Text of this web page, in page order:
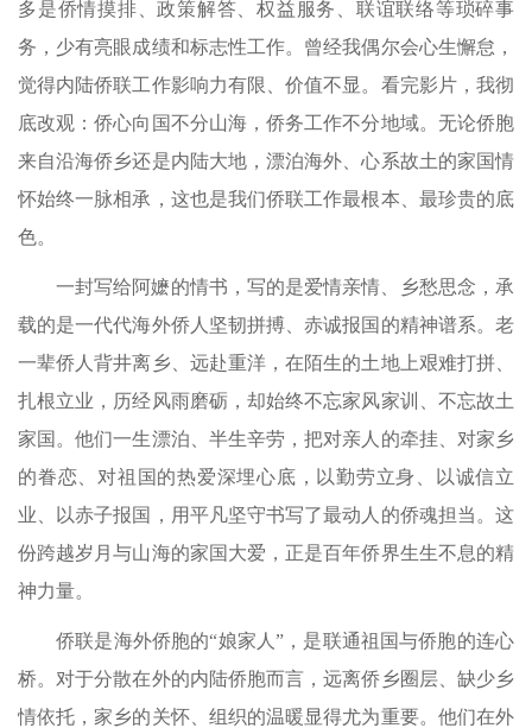
多是侨情摸排、政策解答、权益服务、联谊联络等琐碎事
务，少有亮眼成绩和标志性工作。曾经我偶尔会心生懈怠，
觉得内陆侨联工作影响力有限、价值不显。看完影片，我彻
底改观：侨心向国不分山海，侨务工作不分地域。无论侨胞
来自沿海侨乡还是内陆大地，漂泊海外、心系故土的家国情
怀始终一脉相承，这也是我们侨联工作最根本、最珍贵的底
色。
一封写给阿嬷的情书，写的是爱情亲情、乡愁思念，承
载的是一代代海外侨人坚韧拼搏、赤诚报国的精神谱系。老
一辈侨人背井离乡、远赴重洋，在陌生的土地上艰难打拼、
扎根立业，历经风雨磨砺，却始终不忘家风家训、不忘故土
家国。他们一生漂泊、半生辛劳，把对亲人的牵挂、对家乡
的眷恋、对祖国的热爱深埋心底，以勤劳立身、以诚信立
业、以赤子报国，用平凡坚守书写了最动人的侨魂担当。这
份跨越岁月与山海的家国大爱，正是百年侨界生生不息的精
神力量。
侨联是海外侨胞的“娘家人”，是联通祖国与侨胞的连心
桥。对于分散在外的内陆侨胞而言，远离侨乡圈层、缺少乡
情依托，家乡的关怀、组织的温暖显得尤为重要。他们在外